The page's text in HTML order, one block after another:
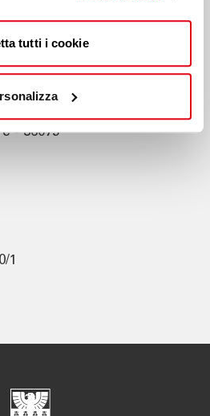
tutti i cookie
Palladio
Maggiore
2
- 36075
1